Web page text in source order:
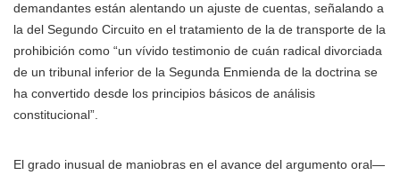
demandantes están alentando un ajuste de cuentas, señalando a
la del Segundo Circuito en el tratamiento de la de transporte de la
prohibición como “un vívido testimonio de cuán radical divorciada
de un tribunal inferior de la Segunda Enmienda de la doctrina se
ha convertido desde los principios básicos de análisis
constitucional”.
El grado inusual de maniobras en el avance del argumento oral—